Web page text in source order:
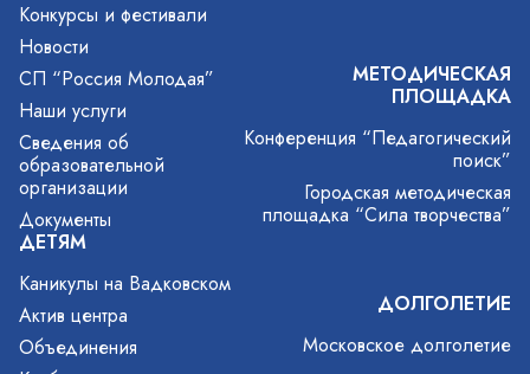
Конкурсы и фестивали
Новости
СП “Россия Молодая”
Наши услуги
Сведения об
образовательной
организации
Документы
ДЕТЯМ
Каникулы на Вадковском
Актив центра
Объединения
МЕТОДИЧЕСКАЯ
ПЛОЩАДКА
Конференция “Педагогический
поиск”
Городская методическая
площадка “Сила творчества”
ДОЛГОЛЕТИЕ
Московское долголетие